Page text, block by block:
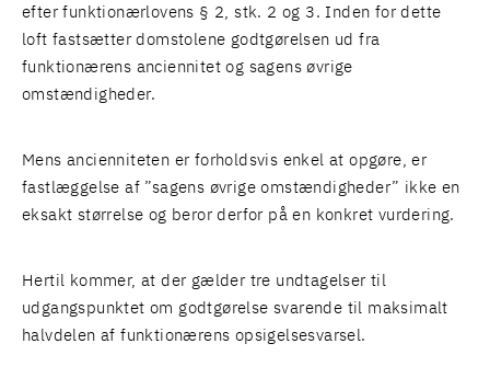
efter funktionærlovens § 2, stk. 2 og 3. Inden for dette
loft fastsætter domstolene godtgørelsen ud fra
funktionærens anciennitet og sagens øvrige
omstændigheder.
Mens ancienniteten er forholdsvis enkel at opgøre, er
fastlæggelse af ”sagens øvrige omstændigheder” ikke en
eksakt størrelse og beror derfor på en konkret vurdering.
Hertil kommer, at der gælder tre undtagelser til
udgangspunktet om godtgørelse svarende til maksimalt
halvdelen af funktionærens opsigelsesvarsel.